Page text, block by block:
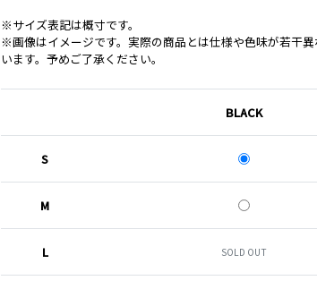
※サイズ表記は概寸です。
※画像はイメージです。実際の商品とは仕様や色味が若干
います。予めご了承ください。
BLACK
S
M
L SOLD OUT